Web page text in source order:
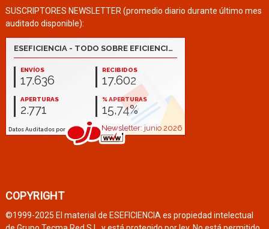
SUSCRIPTORES NEWSLETTER (promedio diario durante último mes
auditado disponible):
COPYRIGHT
©1999-2025 El material de ESEFICIENCIA es propiedad intelectual